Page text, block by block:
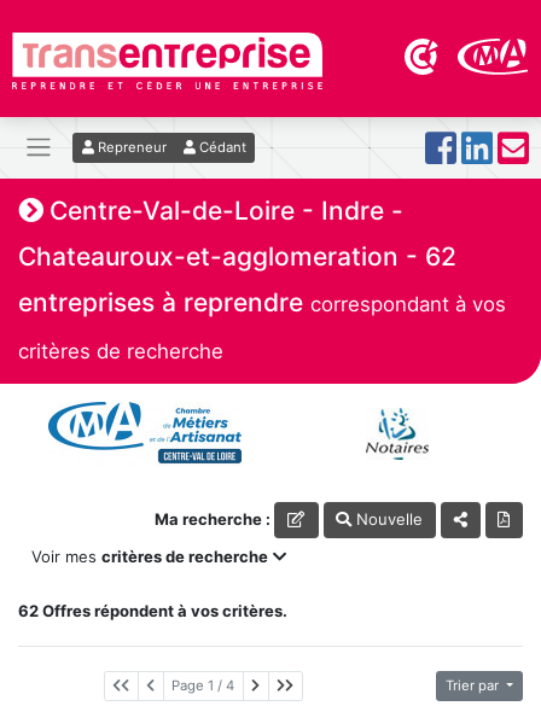
Repreneur Cédant
Centre-Val-de-Loire - Indre -
Chateauroux-et-agglomeration - 62
entreprises à reprendre correspondant à vos
critères de recherche
Ma recherche :
Nouvelle
Voir mes critères de recherche
62 Offres répondent à vos critères.
Page 1 / 4 Page suivante
Dernière page Trier par